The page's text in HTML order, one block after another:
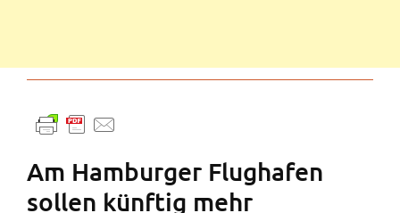
Am Hamburger Flughafen
sollen künftig mehr